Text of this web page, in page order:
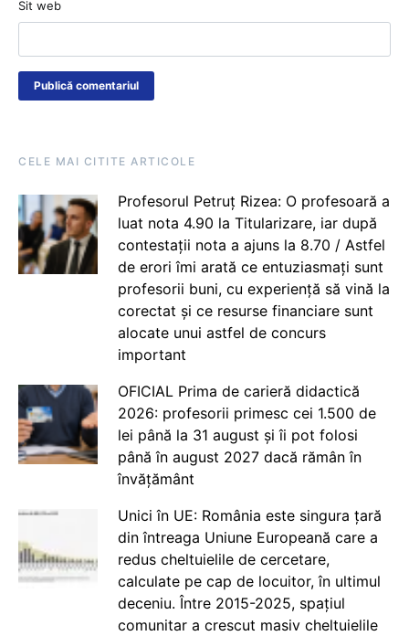
Sit web
CELE MAI CITITE ARTICOLE
Profesorul Petruț Rizea: O profesoară a
luat nota 4.90 la Titularizare, iar după
contestații nota a ajuns la 8.70 / Astfel
de erori îmi arată ce entuziasmați sunt
profesorii buni, cu experiență să vină la
corectat și ce resurse financiare sunt
alocate unui astfel de concurs
important
OFICIAL Prima de carieră didactică
2026: profesorii primesc cei 1.500 de
lei până la 31 august și îi pot folosi
până în august 2027 dacă rămân în
învățământ
Unici în UE: România este singura țară
din întreaga Uniune Europeană care a
redus cheltuielile de cercetare,
calculate pe cap de locuitor, în ultimul
deceniu. Între 2015-2025, spațiul
comunitar a crescut masiv cheltuielile